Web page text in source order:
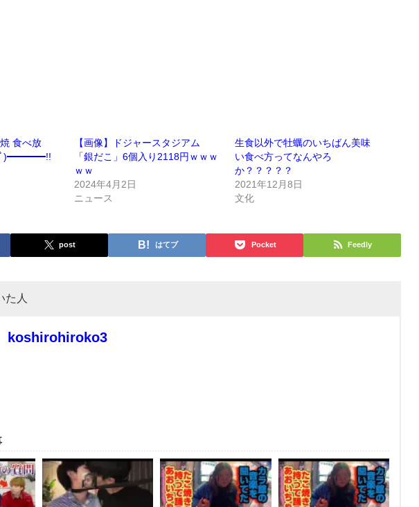
食べ放
)━━━━!!
【画像】ドジャースタジアム
「銀だこ」6個入り2118円ｗｗｗ
ｗｗ
2024年4月2日
ニュース
生食以外で牡蠣のいちばん美味
い食べ方ってなんやろ
か？？？？？
2021年12月8日
文化
post はてブ Pocket Feedly
た人
koshirohiroko3